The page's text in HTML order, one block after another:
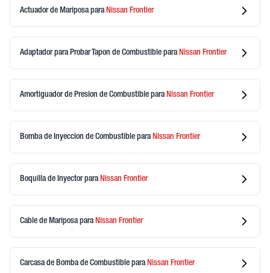
Actuador de Mariposapara Nissan Frontier
Adaptador para Probar Tapon de Combustible para Nissan Frontier
Amortiguador de Presion de Combustible para Nissan Frontier
Bomba de Inyeccion de Combustible para Nissan Frontier
Boquilla de Inyectorpara Nissan Frontier
Cable de Mariposapara Nissan Frontier
Carcasa de Bomba de Combustible para Nissan Frontier